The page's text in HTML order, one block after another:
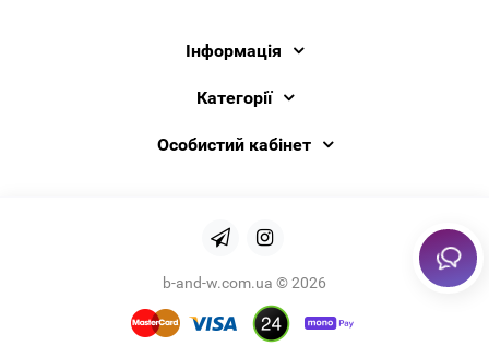
Інформація
Категорії
Особистий кабінет
b-and-w.com.ua © 2026